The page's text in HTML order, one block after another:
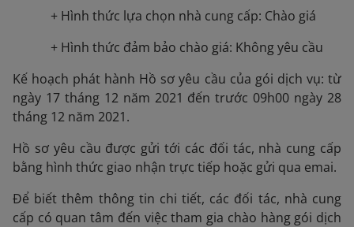
+ Hình thức lựa chọn nhà cung cấp: Chào giá
+ Hình thức đảm bảo chào giá: Không yêu cầu
Kế hoạch phát hành Hồ sơ yêu cầu của gói dịch vụ: từ
ngày 17 tháng 12 năm 2021 đến trước 09h00 ngày 28
tháng 12 năm 2021.
Hồ sơ yêu cầu được gửi tới các đối tác, nhà cung cấp
bằng hình thức giao nhận trực tiếp hoặc gửi qua emai.
Để biết thêm thông tin chi tiết, các đối tác, nhà cung
cấp có quan tâm đến việc tham gia chào hàng gói dịch